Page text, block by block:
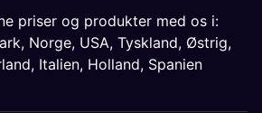
priser og produkter med os i:
, Norge, USA, Tyskland, Østrig,
, Italien, Holland, Spanien